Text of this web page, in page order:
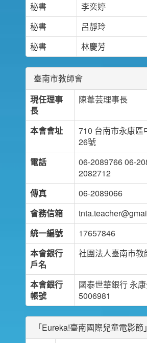
秘書
李奕婷
秘書
呂靜玲
秘書
林慶芳
臺南市教師會
現任理事
長
陳葦芸理事長
本會會址
710 台南市永康區
26號
電話
06-2089766 06-
2082712
傳真
06-2089066
會務信箱
統一編號
17657846
本會銀行
戶名
社團法人臺南市教
本會銀行
帳號
國泰世華銀行 永
5006981
「Eureka!臺南國際兒童電影